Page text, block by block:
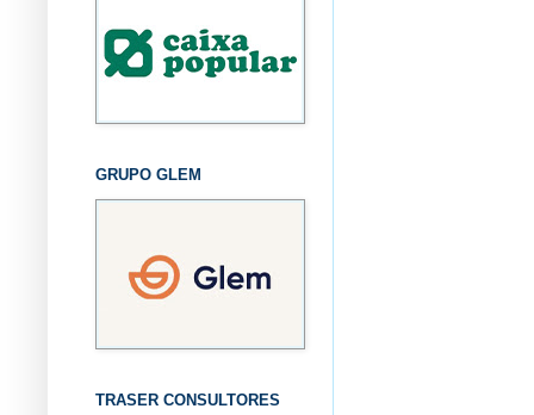
GRUPO GLEM
TRASER CONSULTORES